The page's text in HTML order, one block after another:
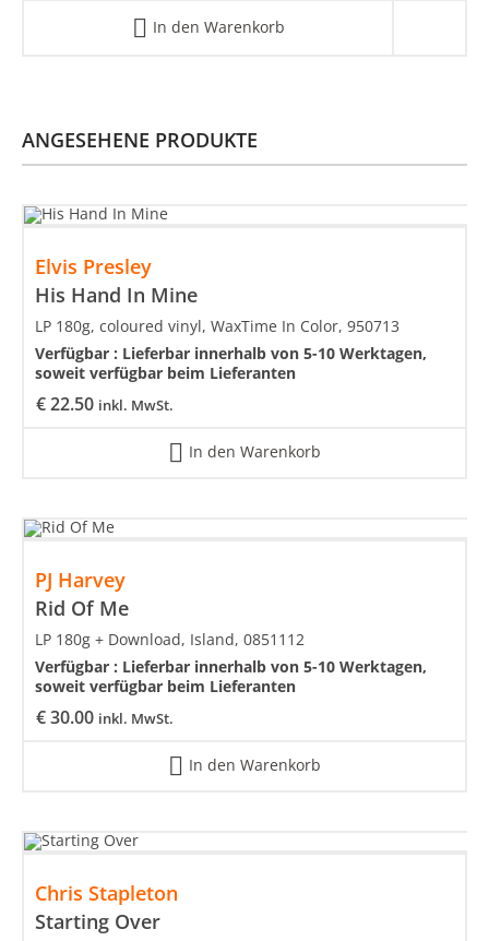
In den Warenkorb
ANGESEHENE PRODUKTE
Elvis Presley
His Hand In Mine
€22.50 inkl. MwSt.
LP 180g, coloured vinyl, WaxTime In Color, 950713
Verfügbar : Lieferbar innerhalb von 5-10 Werktagen,
soweit verfügbar beim Lieferanten
In den Warenkorb
PJ Harvey
Rid Of Me
€30.00 inkl. MwSt.
LP 180g + Download, Island, 0851112
Verfügbar : Lieferbar innerhalb von 5-10 Werktagen,
soweit verfügbar beim Lieferanten
In den Warenkorb
Chris Stapleton
Starting Over